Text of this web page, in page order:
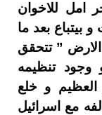
للاخوان
بعد ما
” تتحقق
تنظيمه
و خلع
اسرائيل